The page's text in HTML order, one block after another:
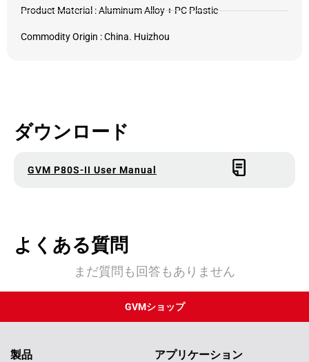
Product Material : Aluminum Alloy + PC Plastic
Commodity Origin : China. Huizhou
ダウンロード
GVM P80S-II User Manual
よくある質問
まだ質問も回答もありません
GVMショップ
製品 アプリケーション